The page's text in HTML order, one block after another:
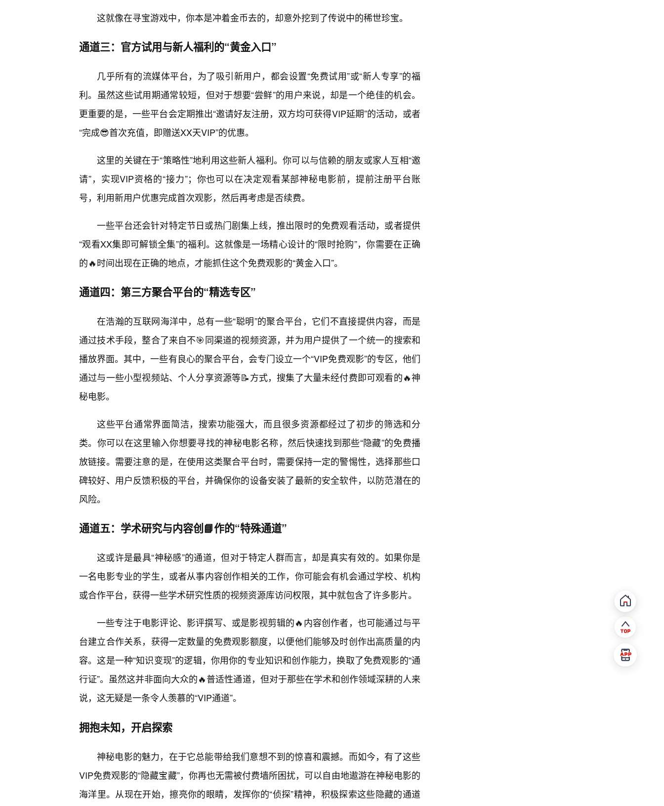
这就像在寻宝游戏中，你本是冲着金币去的，却意外挖到了传说中的稀世珍宝。
通道三：官方试用与新人福利的“黄金入口”
几乎所有的流媒体平台，为了吸引新用户，都会设置“免费试用”或“新人专享”的福
利。虽然这些试用期通常较短，但对于想要“尝鲜”的用户来说，却是一个绝佳的机会。
更重要的是，一些平台会定期推出“邀请好友注册，双方均可获得VIP延期”的活动，或者
“完成😎首次充值，即赠送XX天VIP”的优惠。
这里的关键在于“策略性”地利用这些新人福利。你可以与信赖的朋友或家人互相“邀
请”，实现VIP资格的“接力”；你也可以在决定观看某部神秘电影前，提前注册平台账
号，利用新用户优惠完成首次观影，然后再考虑是否续费。
一些平台还会针对特定节日或热门剧集上线，推出限时的免费观看活动，或者提供
“观看XX集即可解锁全集”的福利。这就像是一场精心设计的“限时抢购”，你需要在正确
的🔥时间出现在正确的地点，才能抓住这个免费观影的“黄金入口”。
通道四：第三方聚合平台的“精选专区”
在浩瀚的互联网海洋中，总有一些“聪明”的聚合平台，它们不直接提供内容，而是
通过技术手段，整合了来自不🎯同渠道的视频资源，并为用户提供了一个统一的搜索和
播放界面。其中，一些有良心的聚合平台，会专门设立一个“VIP免费观影”的专区，他们
通过与一些小型视频站、个人分享资源等📝方式，搜集了大量未经付费即可观看的🔥神
秘电影。
这些平台通常界面简洁，搜索功能强大，而且很多资源都经过了初步的筛选和分
类。你可以在这里输入你想要寻找的神秘电影名称，然后快速找到那些“隐藏”的免费播
放链接。需要注意的是，在使用这类聚合平台时，需要保持一定的警惕性，选择那些口
碑较好、用户反馈积极的平台，并确保你的设备安装了最新的安全软件，以防范潜在的
风险。
通道五：学术研究与内容创📘作的“特殊通道”
这或许是最具“神秘感”的通道，但对于特定人群而言，却是真实有效的。如果你是
一名电影专业的学生，或者从事内容创作相关的工作，你可能会有机会通过学校、机构
或合作平台，获得一些学术研究性质的视频资源库访问权限，其中就包含了许多影片。
一些专注于电影评论、影评撰写、或是影视剪辑的🔥内容创作者，也可能通过与平
台建立合作关系，获得一定数量的免费观影额度，以便他们能够及时创作出高质量的内
容。这是一种“知识变现”的逻辑，你用你的专业知识和创作能力，换取了免费观影的“通
行证”。虽然这并非面向大众的🔥普适性通道，但对于那些在学术和创作领域深耕的人来
说，这无疑是一条令人羡慕的“VIP通道”。
拥抱未知，开启探索
神秘电影的魅力，在于它总能带给我们意想不到的惊喜和震撼。而如今，有了这些
VIP免费观影的“隐藏宝藏”，你再也无需被付费墙所困扰，可以自由地遨游在神秘电影的
海洋里。从现在开始，擦亮你的眼睛，发挥你的“侦探”精神，积极探索这些隐藏的通道